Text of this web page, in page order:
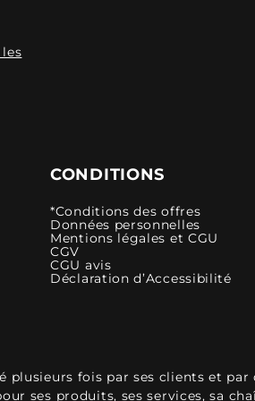
CONDITIONS
*Conditions des offres
Données personnelles
Mentions légales et CGU
CGV
CGU avis
Déclaration d’Accessibilité
plusieurs fois par ses clients et par
ses produits, ses services, sa